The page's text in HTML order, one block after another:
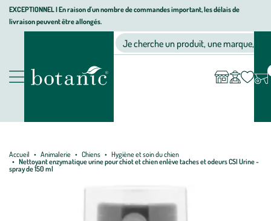
Aller
Aller
au
Aller
au
page
EXCEPTIONNEL I En raison d'un nombre de commandes important, les délais de
livraison peuvent être allongés.
Nos produits
Jardinerie écologique, animalerie, décoration, alimentation bio
Je cherche un produit, une marque, un
compte
Accueil Animalerie Chiens
Hygiène et soin du chien
Nettoyant enzymatique urine pour chiot et chien enlève taches et odeurs CSI Urine -
spray de 150 ml